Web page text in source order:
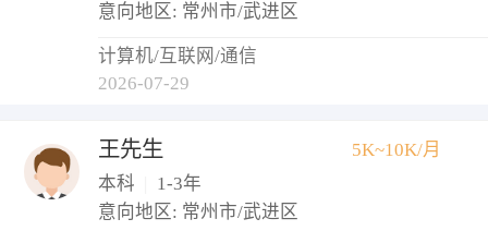
意向地区: 常州市/武进区
计算机/互联网/通信
2026-07-29
王先生
5K~10K/月
本科
1-3年
意向地区: 常州市/武进区